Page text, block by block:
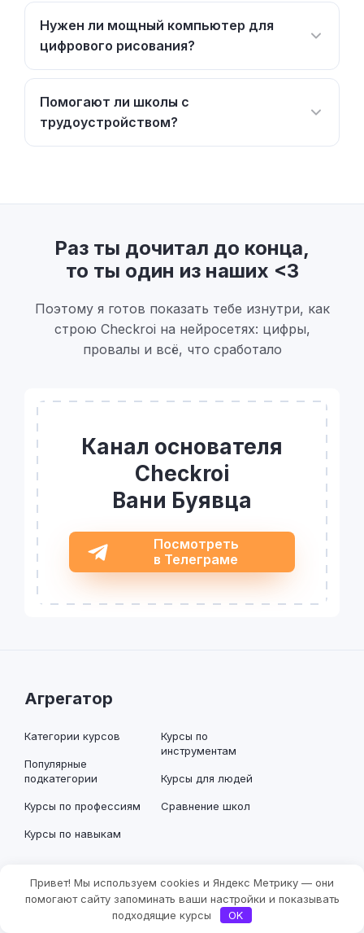
Нужен ли мощный компьютер для
цифрового рисования?
Помогают ли школы с
трудоустройством?
Раз ты дочитал до конца,
то ты один из наших <3
Поэтому я готов показать тебе изнутри, как
строю Checkroi на нейросетях: цифры,
провалы и всё, что сработало
Канал основателя
Checkroi
Вани Буявца
Посмотреть
в Телеграме
Агрегатор
Категории курсов
Популярные
подкатегории
Курсы по профессиям
Курсы по навыкам
Курсы по
инструментам
Курсы для людей
Сравнение школ
Блог
Статьи о нейросетях
Статьи о
Привет! Мы используем cookies и Яндекс Метрику — они
помогают сайту запоминать ваши настройки и показывать
подходящие курсы
OK
Фильтры